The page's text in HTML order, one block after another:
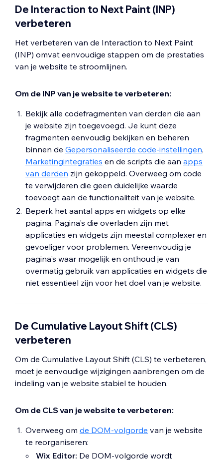
De Interaction to Next Paint (INP)
verbeteren
Het verbeteren van de Interaction to Next Paint
(INP) omvat eenvoudige stappen om de prestaties
van je website te stroomlijnen.
Om de INP van je website te verbeteren:
Bekijk alle codefragmenten van derden die aan
je website zijn toegevoegd. Je kunt deze
fragmenten eenvoudig bekijken en beheren
binnen de Gepersonaliseerde code-instellingen,
Marketingintegraties en de scripts die aan apps
van derden zijn gekoppeld. Overweeg om code
te verwijderen die geen duidelijke waarde
toevoegt aan de functionaliteit van je website.
Beperk het aantal apps en widgets op elke
pagina. Pagina's die overladen zijn met
applicaties en widgets zijn meestal complexer en
gevoeliger voor problemen. Vereenvoudig je
pagina's waar mogelijk en onthoud je van
overmatig gebruik van applicaties en widgets die
niet essentieel zijn voor het doel van je website.
De Cumulative Layout Shift (CLS)
verbeteren
Om de Cumulative Layout Shift (CLS) te verbeteren,
moet je eenvoudige wijzigingen aanbrengen om de
indeling van je website stabiel te houden.
Om de CLS van je website te verbeteren:
Overweeg om de DOM-volgorde van je website
te reorganiseren:
Wix Editor: De DOM-volgorde wordt